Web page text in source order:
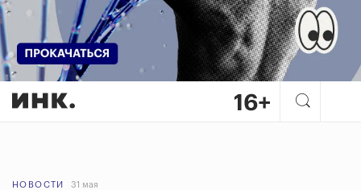
НОВОСТИ 31 мая